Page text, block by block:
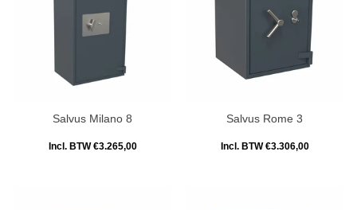
Salvus Milano 8
Incl. BTW €3.265,00
Salvus Rome 3
Incl. BTW €3.306,00